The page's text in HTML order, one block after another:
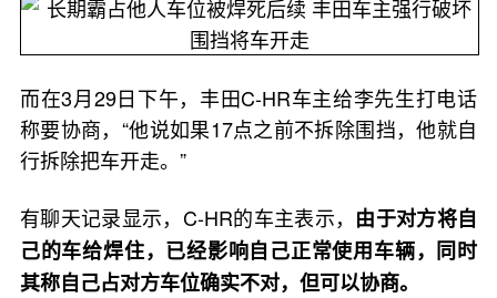
而在3月29日下午，丰田C-HR车主给李先生打电话
称要协商，“他说如果17点之前不拆除围挡，他就自
行拆除把车开走。”
有聊天记录显示，C-HR的车主表示， 由于对方将自
己的车给焊住，已经影响自己正常使用车辆，同时
其称自己占对方车位确实不对，但可以协商。